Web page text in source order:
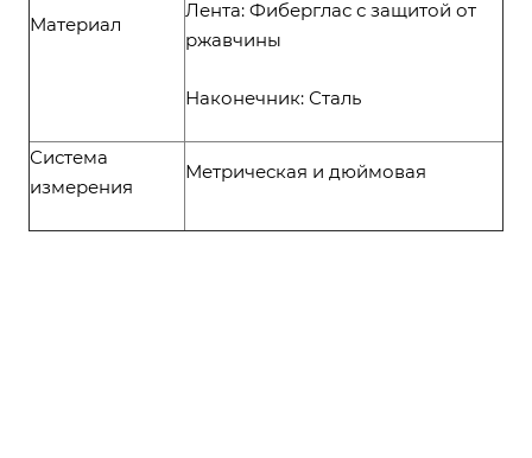
Материал
Лента: Фиберглас с защитой от
ржавчины
Наконечник: Сталь
Система
измерения
Метрическая и дюймовая